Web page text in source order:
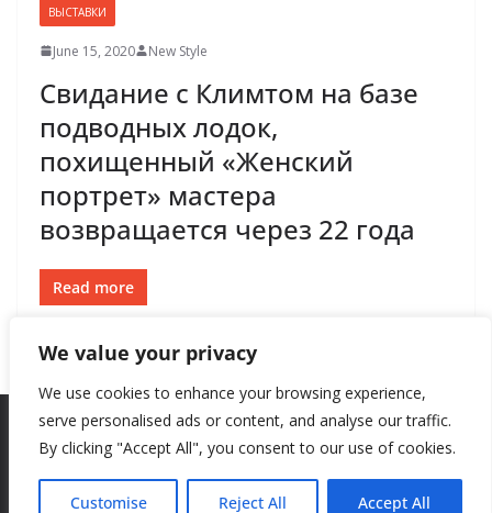
We value your privacy
We use cookies to enhance your browsing experience,
serve personalised ads or content, and analyse our traffic.
By clicking "Accept All", you consent to our use of cookies.
Customise Reject All Accept All
ВЫСТАВКИ
June 15, 2020 New Style
Свидание с Климтом на базе
подводных лодок,
похищенный «Женский
портрет» мастера
возвращается через 22 года
Read more
Theme:ColorMag by ThemeGrill. Powered byWordPress